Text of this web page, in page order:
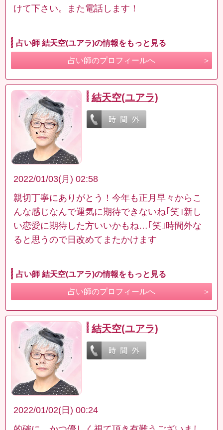
けて下さい。また電話します！
占い師 結天空(ユアラ)の情報をもっと見る
占い師のプロフィールへ
結天空(ユアラ)
2022/01/03(月) 02:58
親切丁寧にありがとう！今年も正月早々からこ
んな感じなんで運気に期待できないね｢笑｣新し
い恋愛に期待した方いいかもね…｢笑｣時間外な
ると思うので日改めてまたかけます
占い師 結天空(ユアラ)の情報をもっと見る
占い師のプロフィールへ
結天空(ユアラ)
2022/01/02(日) 00:24